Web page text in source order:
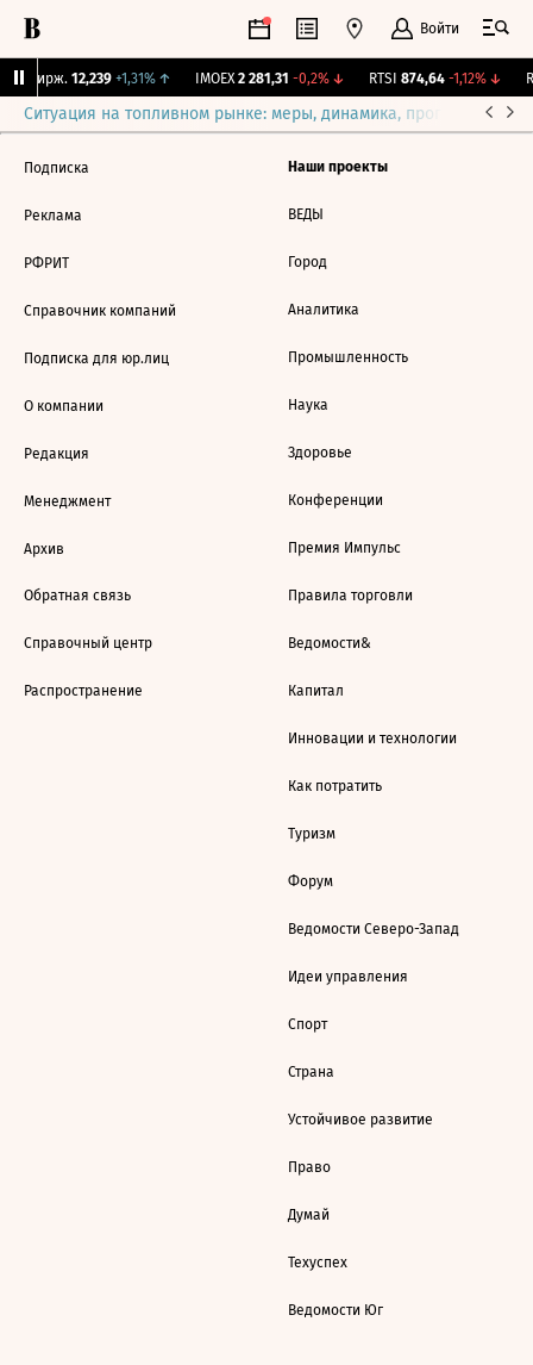
Войти
Бирж. 12,239 +1,31%↑ IMOEX 2 281,31 -0,2%↓ RTSI 874,64 -1,12%↓
Ситуация на топливном рынке: меры, динамика, прогнозы
Подписка
Реклама
РФРИТ
Справочник компаний
Подписка для юр.лиц
О компании
Редакция
Менеджмент
Архив
Обратная связь
Справочный центр
Распространение
Наши проекты
ВЕДЫ
Город
Аналитика
Промышленность
Наука
Здоровье
Конференции
Премия Импульс
Правила торговли
Ведомости&
Капитал
Инновации и технологии
Как потратить
Туризм
Форум
Ведомости Северо-Запад
Идеи управления
Спорт
Страна
Устойчивое развитие
Право
Думай
Техуспех
Ведомости Юг